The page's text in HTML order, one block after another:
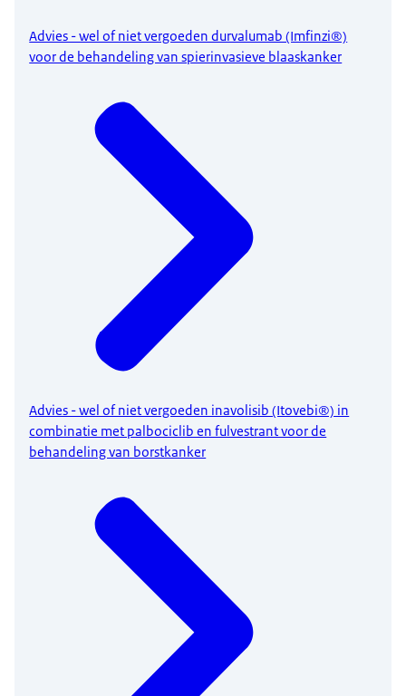
Advies - wel of niet vergoeden durvalumab (Imfinzi®)
voor de behandeling van spierinvasieve blaaskanker
Advies - wel of niet vergoeden inavolisib (Itovebi®) in
combinatie met palbociclib en fulvestrant voor de
behandeling van borstkanker